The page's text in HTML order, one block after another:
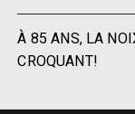
À 85 ANS, LA
CROQUANT!